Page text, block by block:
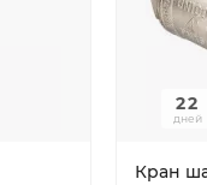
22
дней
Кран